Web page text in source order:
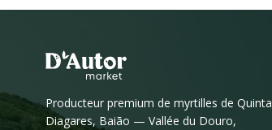
Producteur premium de myrtilles de Quinta
Diagares, Baião — Vallée du Douro,